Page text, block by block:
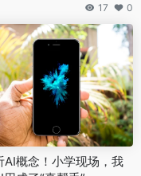
17 0
AI概念！小学现场，我